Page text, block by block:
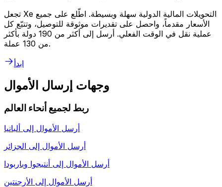
تجعل Xe التحويلات المالية الدولية سهلة وبسيطة. اطّلع على جميع
الأسعار مقدماً، واحصل على تقديرات موثوقة للتوصيل، وتتبّع كل
عملية نقل في الوقت الفعلي. أرسل إلى أكثر من 190 دولة بأكثر
من 130 عملة.
ابدأ
وجهات إرسال الأموال
ربط لجميع أنحاء العالم
أرسل الأموال إلى ألبانيا
أرسل الأموال إلى الجزائر
أرسل الأموال إلى أنتيجوا وباربودا
أرسل الأموال إلى الأرجنتين